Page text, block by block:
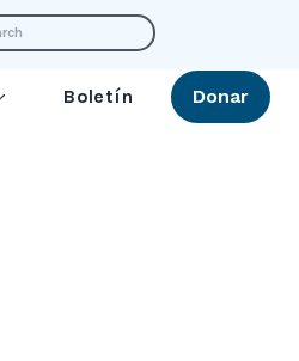
Boletín Donar